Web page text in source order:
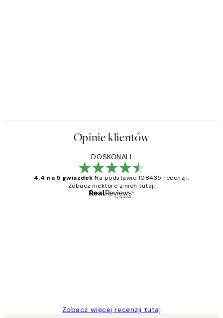
Opinie klientów
DOSKONALI
4.4 na 5 gwiazdek Na podstawie 108435 recenzji.
Zobacz niektóre z nich tutaj.
Zobacz więcej recenzji tutaj